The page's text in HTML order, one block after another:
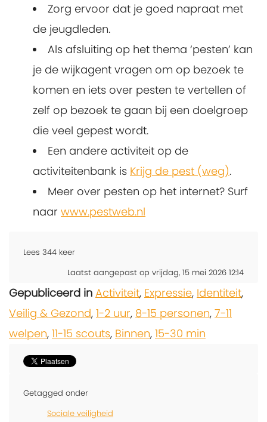
Zorg ervoor dat je goed napraat met
de jeugdleden.
Als afsluiting op het thema ‘pesten’ kan
je de wijkagent vragen om op bezoek te
komen en iets over pesten te vertellen of
zelf op bezoek te gaan bij een doelgroep
die veel gepest wordt.
Een andere activiteit op de
activiteitenbank is Krijg de pest (weg).
Meer over pesten op het internet? Surf
naar www.pestweb.nl
Lees 344 keer
Laatst aangepast op vrijdag, 15 mei 2026 12:14
Gepubliceerd in Activiteit, Expressie, Identiteit,
Veilig & Gezond, 1-2 uur, 8-15 personen, 7-11
welpen, 11-15 scouts, Binnen, 15-30 min
Getagged onder
Sociale veiligheid